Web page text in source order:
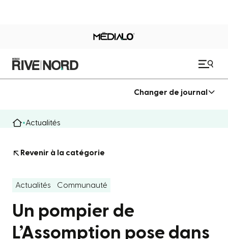
Changer de journal
Actualités
Revenir à la catégorie
Actualités Communauté
Un pompier de
L’Assomption pose dans